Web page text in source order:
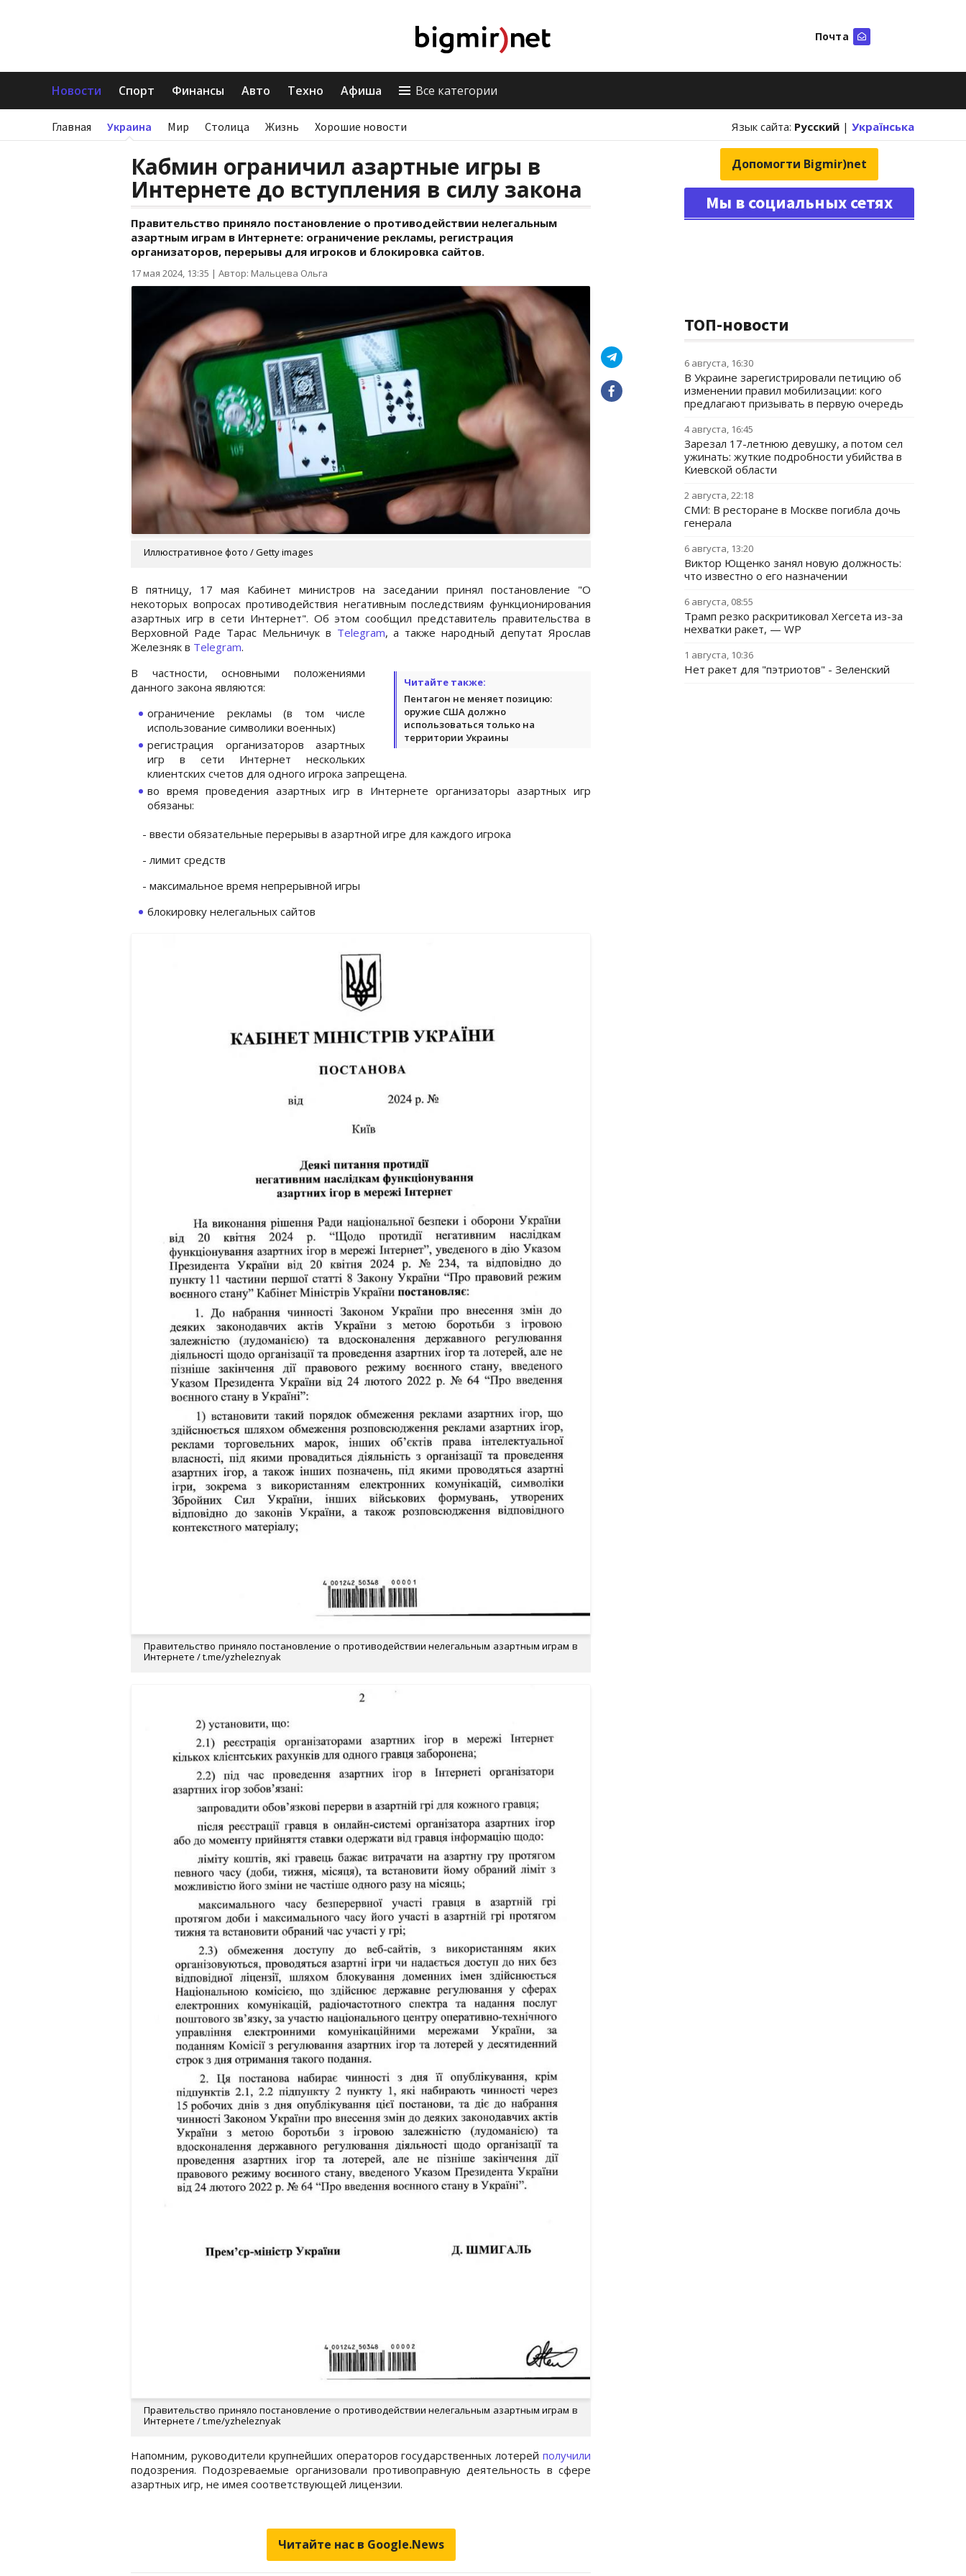
Почта
Новости Спорт Финансы Авто Техно Афиша Все категории
Главная Украина Мир Столица Жизнь Хорошие новости Язык сайта: Русский | Українська
Кабмин ограничил азартные игры в
Интернете до вступления в силу закона
Правительство приняло постановление о противодействии нелегальным
азартным играм в Интернете: ограничение рекламы, регистрация
организаторов, перерывы для игроков и блокировка сайтов.
17 мая 2024, 13:35 | Автор: Мальцева Ольга
Иллюстративное фото / Getty images
В пятницу, 17 мая Кабинет министров на заседании принял постановление "О
некоторых вопросах противодействия негативным последствиям функционирования
азартных игр в сети Интернет". Об этом сообщил представитель правительства в
Верховной Раде Тарас Мельничук в Telegram, а также народный депутат Ярослав
Железняк в Telegram.
Читайте также:
Пентагон не меняет позицию:
оружие США должно
использоваться только на
территории Украины
В частности, основными положениями
данного закона являются:
ограничение рекламы (в том числе
использование символики военных)
регистрация организаторов азартных
игр в сети Интернет нескольких
клиентских счетов для одного игрока запрещена.
во время проведения азартных игр в Интернете организаторы азартных игр
обязаны:
- ввести обязательные перерывы в азартной игре для каждого игрока
- лимит средств
- максимальное время непрерывной игры
блокировку нелегальных сайтов
Правительство приняло постановление о противодействии нелегальным азартным играм в
Интернете / t.me/yzheleznyak
Правительство приняло постановление о противодействии нелегальным азартным играм в
Интернете / t.me/yzheleznyak
Напомним, руководители крупнейших операторов государственных лотерей получили
подозрения. Подозреваемые организовали противоправную деятельность в сфере
азартных игр, не имея соответствующей лицензии.
Читайте нас в Google.News
Допомогти Bigmir)net
Мы в социальных сетях
ТОП-новости
6 августа, 16:30
В Украине зарегистрировали петицию об
изменении правил мобилизации: кого
предлагают призывать в первую очередь
4 августа, 16:45
Зарезал 17-летнюю девушку, а потом сел
ужинать: жуткие подробности убийства в
Киевской области
2 августа, 22:18
СМИ: В ресторане в Москве погибла дочь
генерала
6 августа, 13:20
Виктор Ющенко занял новую должность:
что известно о его назначении
6 августа, 08:55
Трамп резко раскритиковал Хегсета из-за
нехватки ракет, — WP
1 августа, 10:36
Нет ракет для "пэтриотов" - Зеленский